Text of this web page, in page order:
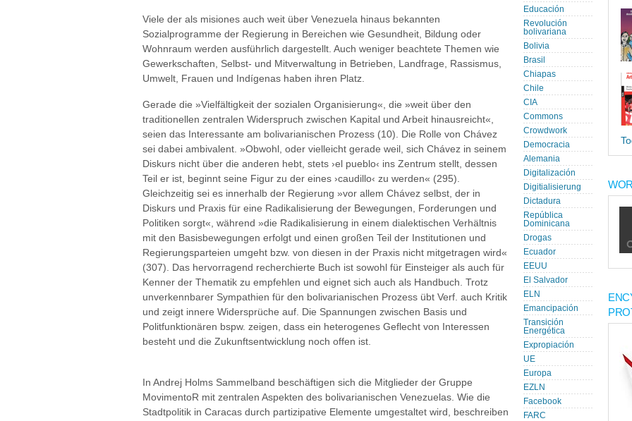
Viele der als misiones auch weit über Venezuela hinaus bekannten
Sozialprogramme der Regierung in Bereichen wie Gesundheit, Bildung oder
Wohnraum werden ausführlich dargestellt. Auch weniger beachtete Themen wie
Gewerkschaften, Selbst- und Mitverwaltung in Betrieben, Landfrage, Rassismus,
Umwelt, Frauen und Indígenas haben ihren Platz.
Gerade die »Vielfältigkeit der sozialen Organisierung«, die »weit über den
traditionellen zentralen Widerspruch zwischen Kapital und Arbeit hinausreicht«,
seien das Interessante am bolivarianischen Prozess (10). Die Rolle von Chávez
sei dabei ambivalent. »Obwohl, oder vielleicht gerade weil, sich Chávez in seinem
Diskurs nicht über die anderen hebt, stets ›el pueblo‹ ins Zentrum stellt, dessen
Teil er ist, beginnt seine Figur zu der eines ›caudillo‹ zu werden« (295).
Gleichzeitig sei es innerhalb der Regierung »vor allem Chávez selbst, der in
Diskurs und Praxis für eine Radikalisierung der Bewegungen, Forderungen und
Politiken sorgt«, während »die Radikalisierung in einem dialektischen Verhältnis
mit den Basisbewegungen erfolgt und einen großen Teil der Institutionen und
Regierungsparteien umgeht bzw. von diesen in der Praxis nicht mitgetragen wird«
(307). Das hervorragend recherchierte Buch ist sowohl für Einsteiger als auch für
Kenner der Thematik zu empfehlen und eignet sich auch als Handbuch. Trotz
unverkennbarer Sympathien für den bolivarianischen Prozess übt Verf. auch Kritik
und zeigt innere Widersprüche auf. Die Spannungen zwischen Basis und
Politfunktionären bspw. zeigen, dass ein heterogenes Geflecht von Interessen
besteht und die Zukunftsentwicklung noch offen ist.
In Andrej Holms Sammelband beschäftigen sich die Mitglieder der Gruppe
MovimentoR mit zentralen Aspekten des bolivarianischen Venezuelas. Wie die
Stadtpolitik in Caracas durch partizipative Elemente umgestaltet wird, beschreiben
Educación
Revolución
bolivariana
Bolivia
Brasil
Chiapas
Chile
CIA
Commons
Crowdwork
Democracia
Alemania
Digitalización
Digitialisierung
Dictadura
República
Dominicana
Drogas
Ecuador
EEUU
El Salvador
ELN
Emancipación
Transición
Energética
Expropiación
UE
Europa
EZLN
Facebook
FARC